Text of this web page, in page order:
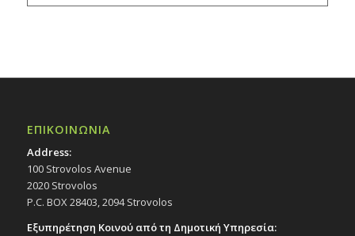
ΕΠΙΚΟΙΝΩΝΙΑ
Address:
100 Strovolos Avenue
2020 Strovolos
P.C. BOX 28403, 2094 Strovolos
Εξυπηρέτηση Κοινού από τη Δημοτική Υπηρεσία: